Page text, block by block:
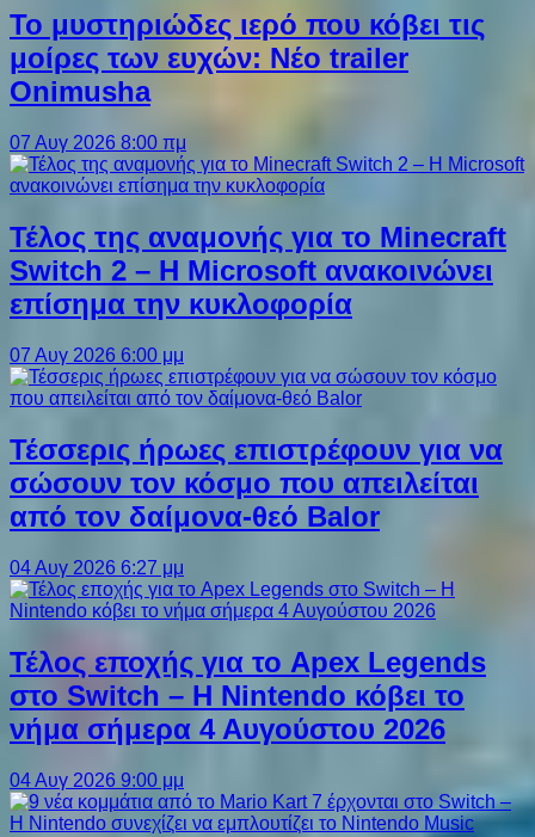
Το μυστηριώδες ιερό που κόβει τις
μοίρες των ευχών: Νέο trailer
Onimusha
07 Αυγ 2026 8:00 πμ
Τέλος της αναμονής για το Minecraft
Switch 2 – Η Microsoft ανακοινώνει
επίσημα την κυκλοφορία
07 Αυγ 2026 6:00 μμ
Τέσσερις ήρωες επιστρέφουν για να
σώσουν τον κόσμο που απειλείται
από τον δαίμονα-θεό Balor
04 Αυγ 2026 6:27 μμ
Τέλος εποχής για το Apex Legends
στο Switch – Η Nintendo κόβει το
νήμα σήμερα 4 Αυγούστου 2026
04 Αυγ 2026 9:00 μμ